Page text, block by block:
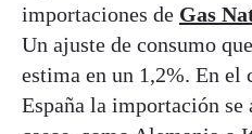
importaciones de Gas
Un ajuste de consumo
estima en un 1,2%. En el
España la importación se